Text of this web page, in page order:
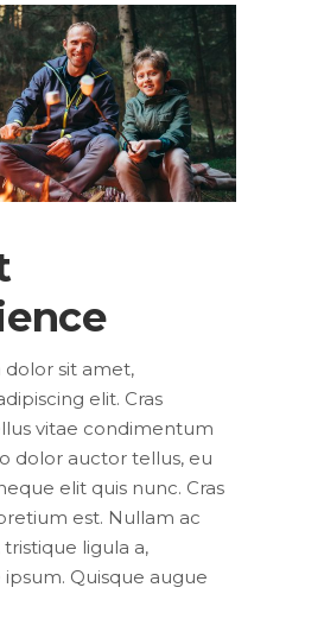
sit amet,
elit. Cras
vitae condimentum
dolor auctor tellus, eu
elit quis nunc. Cras
est. Nullam ac
ligula a,
Quisque augue